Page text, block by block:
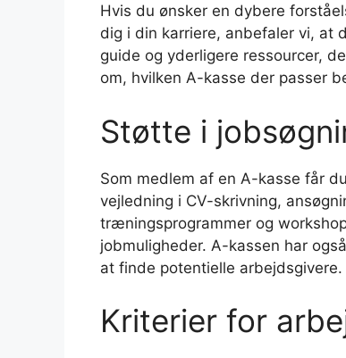
Hvis du ønsker en dybere
dig i din karriere, anbefaler vi, at
guide og yderligere ressourcer,
om, hvilken A-kasse der passer
Støtte i
Som medlem af en A-kasse får
vejledning i CV-skrivning,
træningsprogrammer og
jobmuligheder. A-kassen har
at finde potentielle arbejdsgivere.
Kriterier for